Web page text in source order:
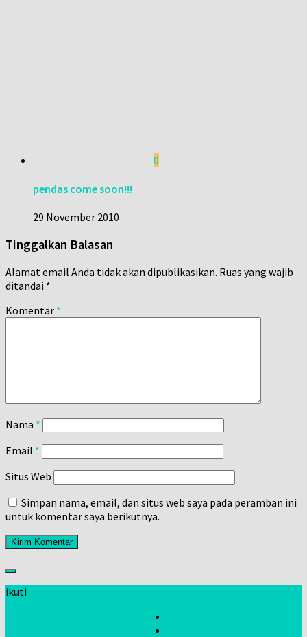
0
pendas come soon!!!
29 November 2010
Tinggalkan Balasan
Alamat email Anda tidak akan dipublikasikan. Ruas yang wajib
ditandai *
Komentar *
Nama *
Email *
Situs Web
Simpan nama, email, dan situs web saya pada peramban ini
untuk komentar saya berikutnya.
ikuti